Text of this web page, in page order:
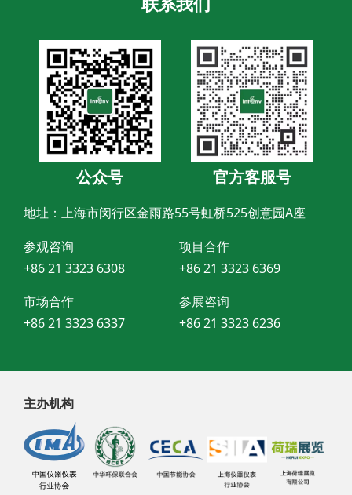
公众号 官方客服号
地址：上海市闵行区金雨路55号虹桥525创意园A座
参观咨询
+86 21 3323 6308
项目合作
+86 21 3323 6369
市场合作
+86 21 3323 6337
参展咨询
+86 21 3323 6236
主办机构